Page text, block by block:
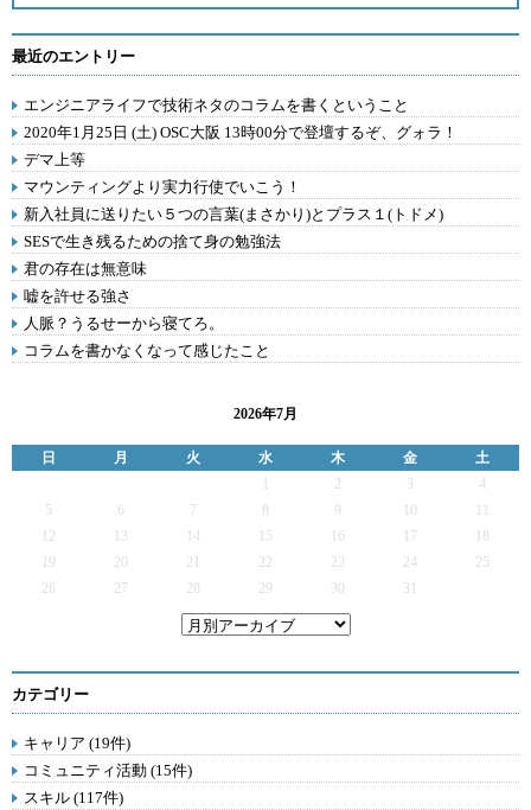
最近のエントリー
エンジニアライフで技術ネタのコラムを書くということ
2020年1月25日 (土) OSC大阪 13時00分で登壇するぞ、グォラ！
デマ上等
マウンティングより実力行使でいこう！
新入社員に送りたい５つの言葉(まさかり)とプラス１(トドメ)
SESで生き残るための捨て身の勉強法
君の存在は無意味
嘘を許せる強さ
人脈？うるせーから寝てろ。
コラムを書かなくなって感じたこと
2026年7月
日 月 火 水 木 金
土
2 3
4
5
6 7 9
12
13 14 15 16 17
19
20 21 22 23 24
25
26
27 28 29 30 31
カテゴリー
キャリア (19件)
コミュニティ活動 (15件)
スキル (117件)